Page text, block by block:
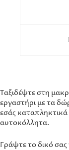
Ταξιδέψτε στη
εργαστήρι με τα
εσάς καταπληκτικά
αυτοκόλλητα.
Γράψτε το δικό σας